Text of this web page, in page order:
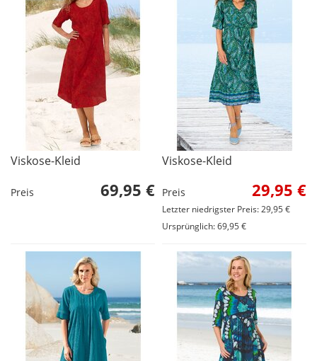
Viskose-Kleid
Preis 69,95 €
Viskose-Kleid
Preis 29,95 €
Letzter niedrigster Preis: 29,95 €
Ursprünglich: 69,95 €